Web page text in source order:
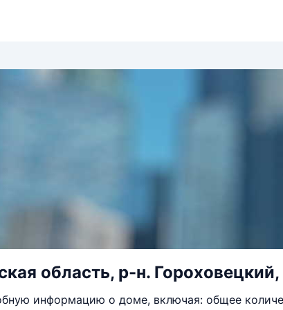
область, р-н. Гороховецкий,
информацию о доме, включая: общее